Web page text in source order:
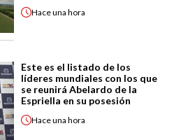
Haceuna hora
Este es el listado de los
líderes mundiales con los que
se reunirá Abelardo de la
Espriella en su posesión
Haceuna hora